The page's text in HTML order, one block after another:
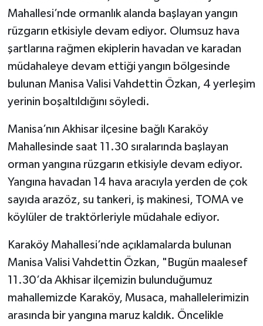
Mahallesi’nde ormanlık alanda başlayan yangın
rüzgarın etkisiyle devam ediyor. Olumsuz hava
şartlarına rağmen ekiplerin havadan ve karadan
müdahaleye devam ettiği yangın bölgesinde
bulunan Manisa Valisi Vahdettin Özkan, 4 yerleşim
yerinin boşaltıldığını söyledi.
Manisa’nın Akhisar ilçesine bağlı Karaköy
Mahallesinde saat 11.30 sıralarında başlayan
orman yangına rüzgarın etkisiyle devam ediyor.
Yangına havadan 14 hava aracıyla yerden de çok
sayıda arazöz, su tankeri, iş makinesi, TOMA ve
köylüler de traktörleriyle müdahale ediyor.
Karaköy Mahallesi’nde açıklamalarda bulunan
Manisa Valisi Vahdettin Özkan, "Bugün maalesef
11.30’da Akhisar ilçemizin bulunduğumuz
mahallemizde Karaköy, Musaca, mahallelerimizin
arasında bir yangına maruz kaldık. Öncelikle